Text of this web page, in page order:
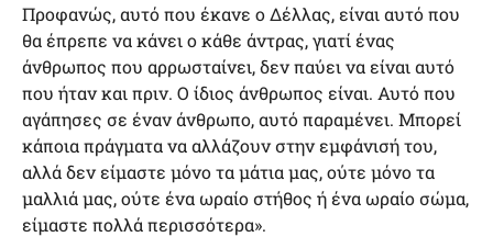
Προφανώς, αυτό που έκανε ο Δέλλας, είναι αυτό που
θα έπρεπε να κάνει ο κάθε άντρας, γιατί ένας
άνθρωπος που αρρωσταίνει, δεν παύει να είναι αυτό
που ήταν και πριν. Ο ίδιος άνθρωπος είναι. Αυτό που
αγάπησες σε έναν άνθρωπο, αυτό παραμένει. Μπορεί
κάποια πράγματα να αλλάζουν στην εμφάνισή του,
αλλά δεν είμαστε μόνο τα μάτια μας, ούτε μόνο τα
μαλλιά μας, ούτε ένα ωραίο στήθος ή ένα ωραίο σώμα,
είμαστε πολλά περισσότερα».